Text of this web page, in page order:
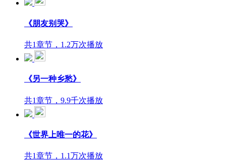
《朋友别哭》
共1章节，1.2万次播放
《另一种乡愁》
共1章节，9.9千次播放
《世界上唯一的花》
共1章节，1.1万次播放